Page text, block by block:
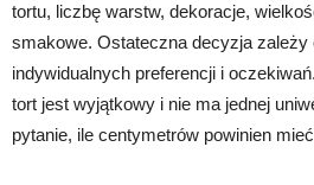
tortu, liczbę warstw, dekoracje,
smakowe. Ostateczna decyzja zależy
indywidualnych preferencji i
tort jest wyjątkowy i nie ma jednej
pytanie, ile centymetrów powinien